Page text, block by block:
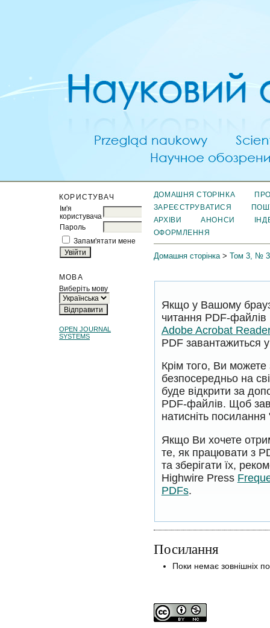
КОРИСТУВАЧ
Ім'я
користувача
Пароль
Запам'ятати мене
МОВА
Виберіть мову
OPEN JOURNAL
SYSTEMS
ДОМАШНЯ СТОРІНКА
ЗАРЕЄСТРУВАТИСЯ
АРХІВИ
АНОНСИ
ОФОРМЛЕННЯ
Домашня сторінка> Том 3, №
Якщо у Вашому
читання PDF-файлів
Adobe Acrobat
PDF завантажиться
Крім того, Ви
безпосередньо на
буде відкрити за
PDF-файлів. Щоб
натисніть
Якщо Ви хочете
те, як працювати з
та зберігати їх,
Highwire Press
PDFs.
Посилання
Поки немає зовнішніх